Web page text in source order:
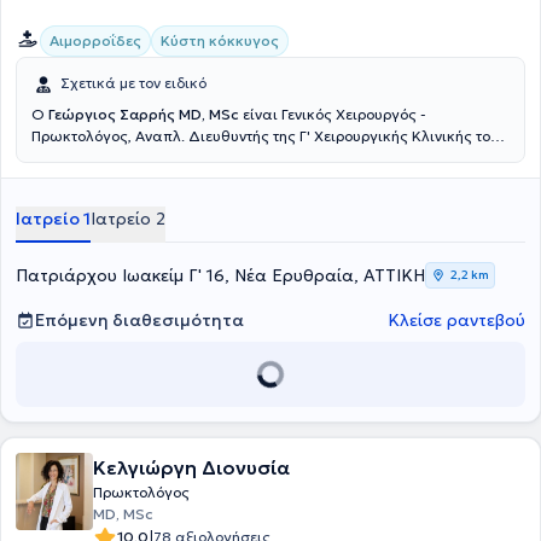
Αιμορροΐδες Κύστη κόκκυγος
Σχετικά με τον ειδικό
Ο Γεώργιος Σαρρής MD, MSc είναι Γενικός Χειρουργός -
Πρωκτολόγος, Αναπλ. Διευθυντής της Γ' Χειρουργικής Κλινικής του
Ερυθραία. Έχει πραγματοποιήσει μεταπτυχιακές σπουδές στην
στην ελάχιστα επεμβατική αντιμετώπιση των ορθοπρωκτικών
παθήσεων (Laser LHP, SiLaC, FiLaC) στη Γερμανία καθώς και στη
Λαπαροσκοπική Χειρουργική. Ειδικεύτηκε στην Β' Χειρουργική
κλινική του νοσοκομείου Κ.Α.Τ. Τέλος, έχει συμμετάσχει σε πληθώρα
πανελλήνιων και διεθνών ιατρικών συνεδρίων.
Ιατρείο 1Ιατρείο 2
Πατριάρχου Ιωακείμ Γ' 16, Νέα Ερυθραία, ΑΤΤΙΚΗ 2,2 km
Επόμενη διαθεσιμότητα Κλείσε ραντεβού
Κελγιώργη Διονυσία
Πρωκτολόγος
MD, MSc
10.0 78 αξιολογήσεις